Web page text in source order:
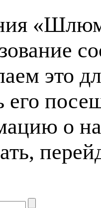
это
его
о